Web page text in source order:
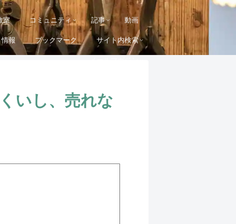
室 コミュニティ 記事 動画
報 ブックマーク サイト内検索
いし、売れな